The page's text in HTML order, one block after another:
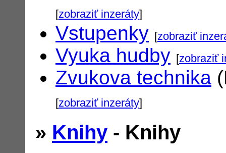
[zobraziť inzeráty]
Vstupenky [zobraziť
Vyuka hudby [zobraziť
Zvukova technika
[zobraziť inzeráty]
» Knihy - Knihy